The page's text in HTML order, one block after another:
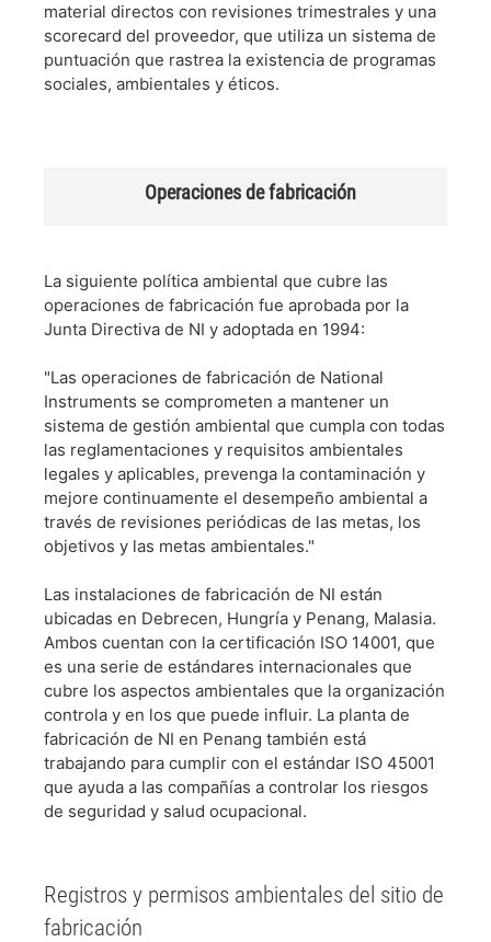
material directos con revisiones trimestrales y una
scorecard del proveedor, que utiliza un sistema de
puntuación que rastrea la existencia de programas
sociales, ambientales y éticos.
Operaciones de fabricación
La siguiente política ambiental que cubre las
operaciones de fabricación fue aprobada por la
Junta Directiva de NI y adoptada en 1994:
"Las operaciones de fabricación de National
Instruments se comprometen a mantener un
sistema de gestión ambiental que cumpla con todas
las reglamentaciones y requisitos ambientales
legales y aplicables, prevenga la contaminación y
mejore continuamente el desempeño ambiental a
través de revisiones periódicas de las metas, los
objetivos y las metas ambientales."
Las instalaciones de fabricación de NI están
ubicadas en Debrecen, Hungría y Penang, Malasia.
Ambos cuentan con la certificación ISO 14001, que
es una serie de estándares internacionales que
cubre los aspectos ambientales que la organización
controla y en los que puede influir. La planta de
fabricación de NI en Penang también está
trabajando para cumplir con el estándar ISO 45001
que ayuda a las compañías a controlar los riesgos
de seguridad y salud ocupacional.
Registros y permisos ambientales del sitio de
fabricación